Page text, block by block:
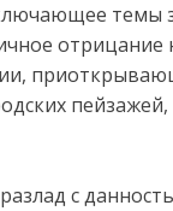
темы
отрицание
пейзажей,
с